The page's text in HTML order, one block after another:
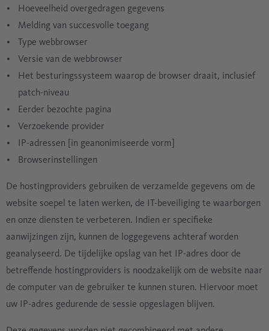
Hoeveelheid overgedragen gegevens
Melding van succesvolle toegang
Type webbrowser
Versie van de webbrowser
Het besturingssysteem waarop de browser draait, inclusief
patch-niveau
Eerder bezochte pagina
Verzoekende provider
IP-adressen [in geanonimiseerde vorm]
Browserinstellingen
De hostingproviders gebruiken de verzamelde gegevens om de
website soepel te laten werken, de IT-beveiliging te waarborgen
en onze diensten te verbeteren. Indien er specifieke
aanwijzingen zijn, kunnen de loggegevens achteraf worden
geanalyseerd. De tijdelijke opslag van het IP-adres door de
betreffende hostingproviders is noodzakelijk om de website naar
de computer van de gebruiker te kunnen sturen. Hiervoor moet
uw IP-adres gedurende de sessie opgeslagen blijven.